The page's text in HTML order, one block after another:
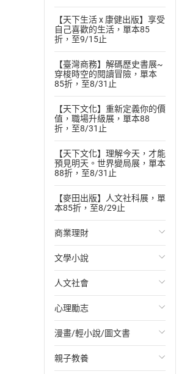
【天下生活 x 康健出版】享受
自己喜歡的生活，單本85
折，至9/15止
【臺灣商務】解碼歷史書展~
穿梭時空的閱讀冒險，單本
85折，至8/31止
【天下文化】重新定義你的價
值，職場升級展，單本88
折，至8/31止
【天下文化】理解今天，才能
預見明天。世界變局展，單本
88折，至8/31止
【麥田出版】人文社科展，單
本85折，至8/29止
商業理財
投資理財
經濟/趨勢
財務/金融
管理/領導
職場工作術
文學小說
歐美文學
日本文學
韓國文學
華文文學
人文社會
國際關係
政治
社會科學
心理勵志
心靈成長/情緒
人際關係
漫畫/輕小說/圖文書
輕小說
親子教養